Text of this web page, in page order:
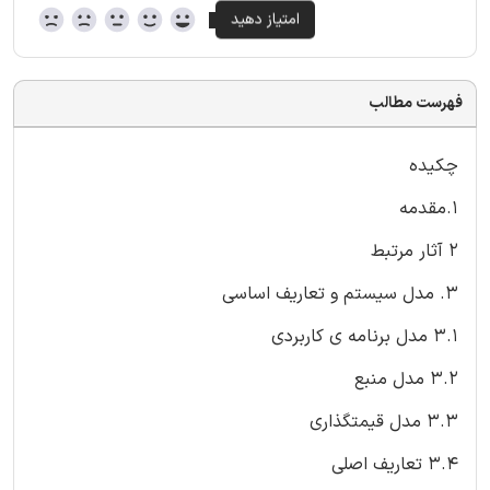
فهرست مطالب
چکیده
1.مقدمه
2 آثار مرتبط
3. مدل سیستم و تعاریف اساسی
3.1 مدل برنامه ی کاربردی
3.2 مدل منبع
3.3 مدل قیمتگذاری
3.4 تعاریف اصلی